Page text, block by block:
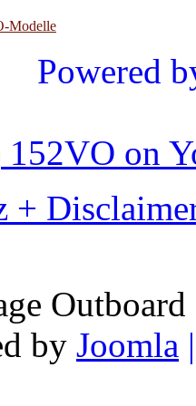
Modelle
Powered
152VO on
+
by Joomla